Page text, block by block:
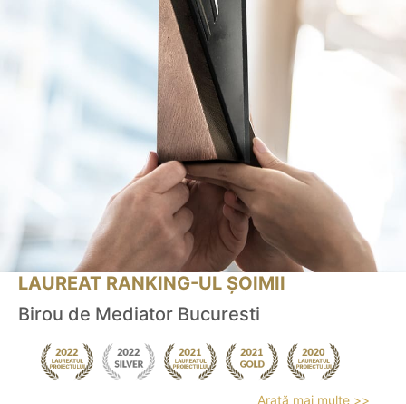
LAUREAT RANKING-UL ȘOIMII
Birou de Mediator Bucuresti
Arată mai multe >>